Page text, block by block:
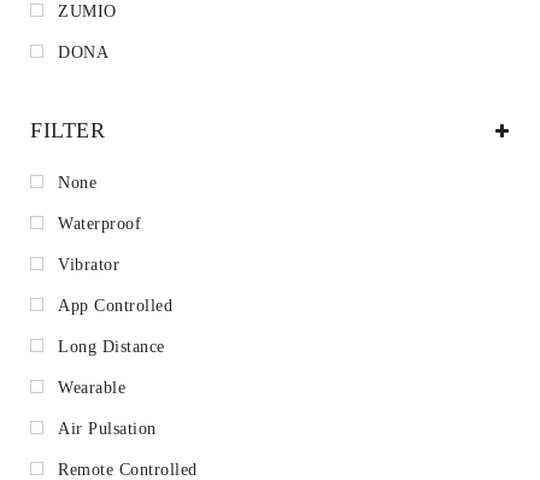
ZUMIO
DONA
FILTER
None
Waterproof
Vibrator
App Controlled
Long Distance
Wearable
Air Pulsation
Remote Controlled